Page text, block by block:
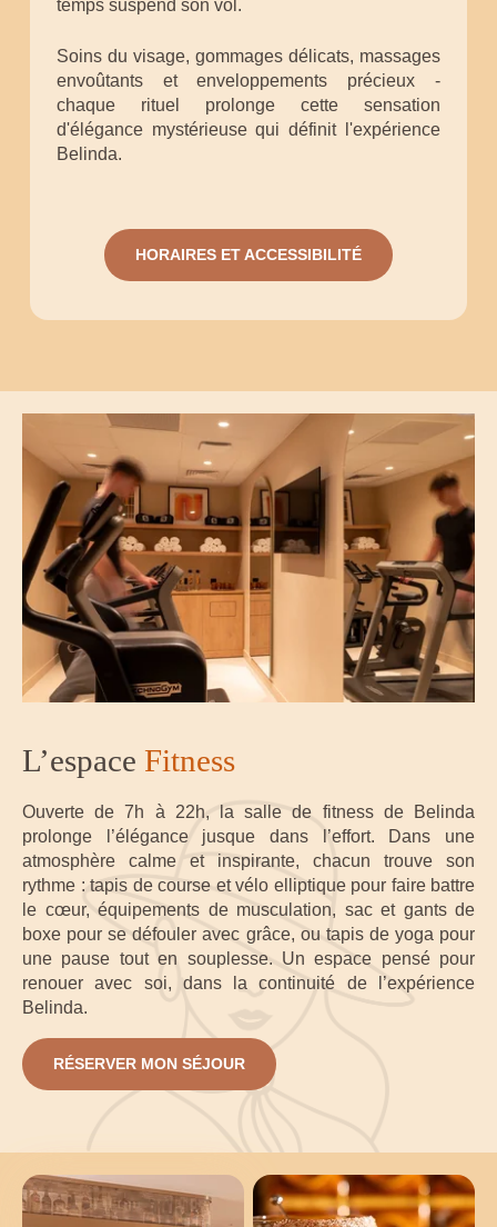
temps suspend son vol.
Soins du visage, gommages délicats, massages
envoûtants et enveloppements précieux -
chaque rituel prolonge cette sensation
d'élégance mystérieuse qui définit l'expérience
Belinda.
HORAIRES ET ACCESSIBILITÉ
L’espace Fitness
Ouverte de 7h à 22h, la salle de fitness de Belinda
prolonge l’élégance jusque dans l’effort. Dans une
atmosphère calme et inspirante, chacun trouve son
rythme : tapis de course et vélo elliptique pour faire battre
le cœur, équipements de musculation, sac et gants de
boxe pour se défouler avec grâce, ou tapis de yoga pour
une pause tout en souplesse. Un espace pensé pour
renouer avec soi, dans la continuité de l’expérience
Belinda.
RÉSERVER MON SÉJOUR